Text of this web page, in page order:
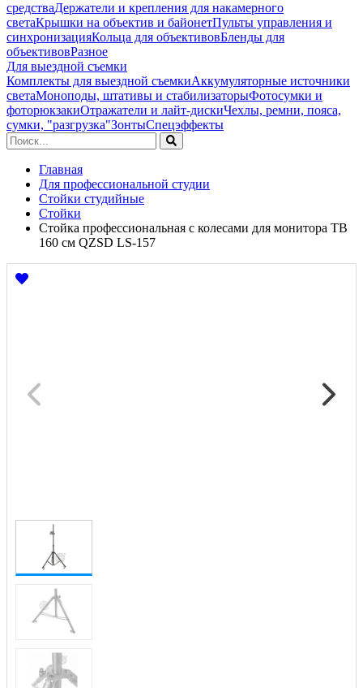
средстваДержатели и крепления для накамерного
светаКрышки на объектив и байонетПульты управления и
синхронизацияКольца для объективовБленды для
объективовРазное
Для выездной съемки
Комплекты для выездной съемкиАккумуляторные источники
светаМоноподы, штативы и стабилизаторыФотосумки и
фоторюкзакиОтражатели и лайт-дискиЧехлы, ремни, пояса,
сумки, "разгрузка"ЗонтыСпецэффекты
Главная
Для профессиональной студии
Стойки студийные
Стойки
Стойка профессиональная с колесами для монитора ТВ
160 см QZSD LS-157